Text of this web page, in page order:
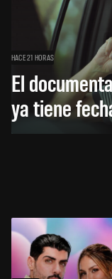
HACE 21 HORAS
El
ya tiene